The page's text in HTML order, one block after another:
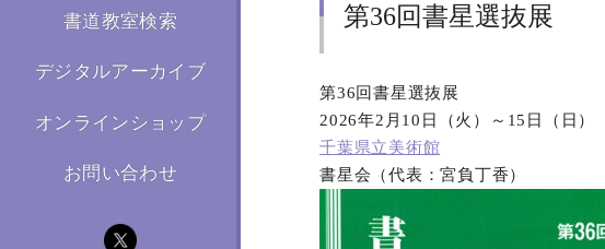
書道教室検索
デジタルアーカイブ
オンラインショップ
お問い合わせ
第36回書星選抜展
第36回書星選抜展
2026年2月10日（火）～15日（日）
千葉県立美術館
書星会（代表：宮負丁香）